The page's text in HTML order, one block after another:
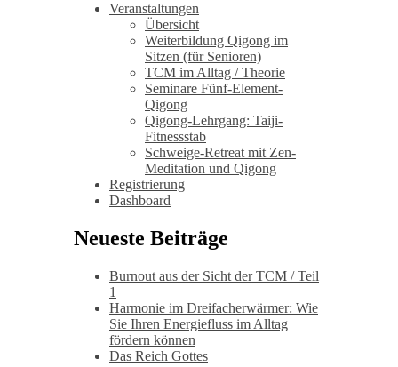
Veranstaltungen
Übersicht
Weiterbildung Qigong im
Sitzen (für Senioren)
TCM im Alltag / Theorie
Seminare Fünf-Element-
Qigong
Qigong-Lehrgang: Taiji-
Fitnessstab
Schweige-Retreat mit Zen-
Meditation und Qigong
Registrierung
Dashboard
Neueste Beiträge
Burnout aus der Sicht der TCM / Teil
1
Harmonie im Dreifacherwärmer: Wie
Sie Ihren Energiefluss im Alltag
fördern können
Das Reich Gottes